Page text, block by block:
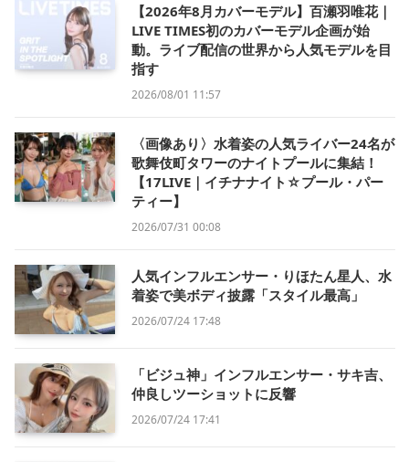
【2026年8月カバーモデル】百瀬羽唯花｜
LIVE TIMES初のカバーモデル企画が始
動。ライブ配信の世界から人気モデルを目
指す
2026/08/01 11:57
〈画像あり〉水着姿の人気ライバー24名が
歌舞伎町タワーのナイトプールに集結！
【17LIVE｜イチナナイト☆プール・パー
ティー】
2026/07/31 00:08
人気インフルエンサー・りほたん星人、水
着姿で美ボディ披露「スタイル最高」
2026/07/24 17:48
「ビジュ神」インフルエンサー・サキ吉、
仲良しツーショットに反響
2026/07/24 17:41